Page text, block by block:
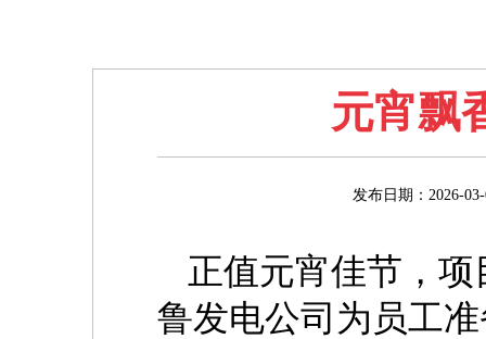
元宵飘
发布日期：2026-
正值元宵佳节，
鲁发电公司为员工